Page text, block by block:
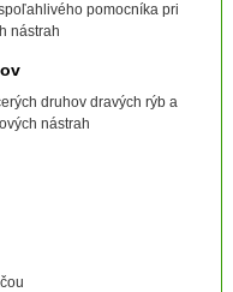
pomocníka pri
nástrah
druhov dravých rýb a
nástrah